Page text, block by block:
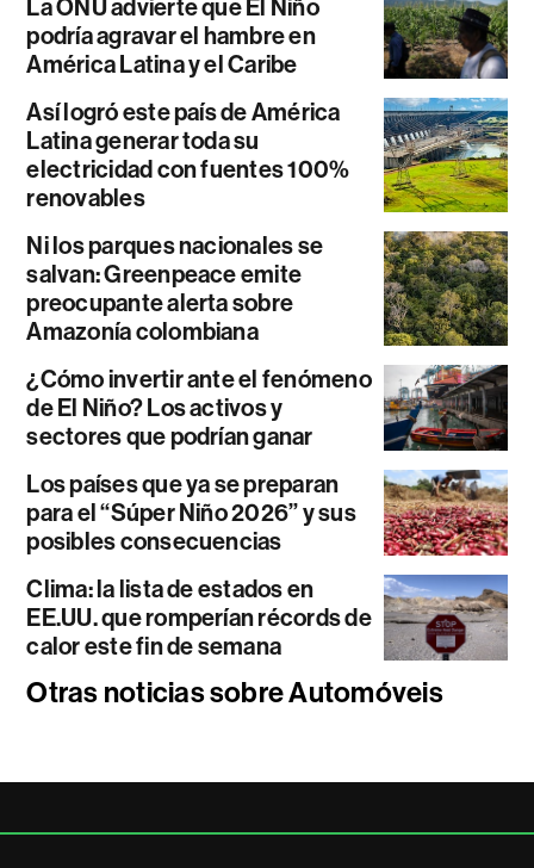
La ONU advierte que El Niño
podría agravar el hambre en
América Latina y el Caribe
Así logró este país de América
Latina generar toda su
electricidad con fuentes 100%
renovables
Ni los parques nacionales se
salvan: Greenpeace emite
preocupante alerta sobre
Amazonía colombiana
¿Cómo invertir ante el fenómeno
de El Niño? Los activos y
sectores que podrían ganar
Los países que ya se preparan
para el “Súper Niño 2026” y sus
posibles consecuencias
Clima: la lista de estados en
EE.UU. que romperían récords de
calor este fin de semana
Otras noticias sobre Automóveis